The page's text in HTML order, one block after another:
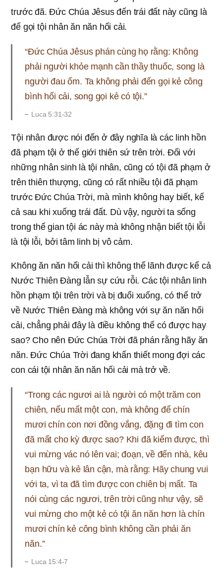
trước đã. Đức Chúa Jêsus đến trái đất này cũng là
để gọi tội nhân ăn năn hối cải.
“Đức Chúa Jêsus phán cùng họ rằng: Không
phải người khỏe mạnh cần thầy thuốc, song là
người đau ốm. Ta không phải đến gọi kẻ công
bình hối cải, song gọi kẻ có tội.”
Luca 5:31-32
Tội nhân được nói đến ở đây nghĩa là các linh hồn
đã phạm tội ở thế giới thiên sứ trên trời. Đối với
những nhân sinh là tội nhân, cũng có tội đã phạm ở
trên thiên thượng, cũng có rất nhiều tội đã phạm
trước Đức Chúa Trời, mà mình không hay biết, kể
cả sau khi xuống trái đất. Dù vậy, người ta sống
trong thế gian tội ác này mà không nhận biết tội lỗi
là tội lỗi, bởi tâm linh bị vô cảm.
Không ăn năn hối cải thì không thể lãnh được kể cả
Nước Thiên Đàng lẫn sự cứu rỗi. Các tội nhân linh
hồn phạm tội trên trời và bị đuổi xuống, có thể trở
về Nước Thiên Đàng mà không với sự ăn năn hối
cải, chẳng phải đây là điều không thể có được hay
sao? Cho nên Đức Chúa Trời đã phán rằng hãy ăn
năn. Đức Chúa Trời đang khẩn thiết mong đợi các
con cái tội nhân ăn năn hối cải mà trở về.
“Trong các ngươi ai là người có một trăm con
chiên, nếu mất một con, mà không để chín
mươi chín con nơi đồng vắng, đặng đi tìm con
đã mất cho kỳ được sao? Khi đã kiếm được, thì
vui mừng vác nó lên vai; đoạn, về đến nhà, kêu
bạn hữu và kẻ lân cận, mà rằng: Hãy chung vui
với ta, vì ta đã tìm được con chiên bị mất. Ta
nói cùng các ngươi, trên trời cũng như vậy, sẽ
vui mừng cho một kẻ có tội ăn năn hơn là chín
mươi chín kẻ công bình không cần phải ăn
năn.”
Luca 15:4-7